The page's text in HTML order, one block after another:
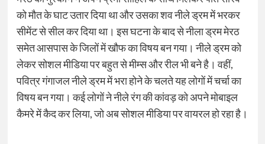
को मौत के घाट उतार दिया था और उसका शव नीले ड्रम में भरकर
सीमेंट से सील कर दिया था। इस घटना के बाद से नीला ड्रम मेरठ
समेत आसपास के जिलों में खौफ का विषय बन गया। नीले ड्रम को
लेकर सोशल मीडिया पर बहुत से मीम्स और रील भी बने है। वहीं,
पवित्र गंगाजल नीले ड्रम में भरा होने के चलते यह लोगों में चर्चा का
विषय बन गया। कई लोगों ने नीले रंग की कांवड़ को अपने मोबाइल
कैमरे में कैद कर लिया, जो अब सोशल मीडिया पर वायरल हो रहा है।